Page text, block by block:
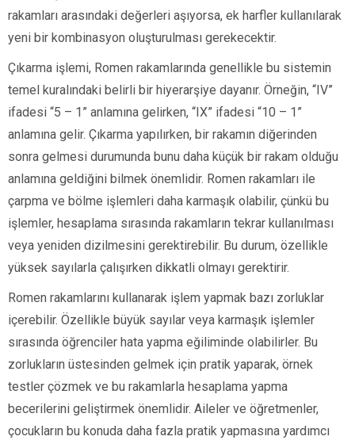
rakamları arasındaki değerleri aşıyorsa, ek harfler kullanılarak
yeni bir kombinasyon oluşturulması gerekecektir.
Çıkarma işlemi, Romen rakamlarında genellikle bu sistemin
temel kuralındaki belirli bir hiyerarşiye dayanır. Örneğin, “IV”
ifadesi “5 – 1” anlamına gelirken, “IX” ifadesi “10 – 1”
anlamına gelir. Çıkarma yapılırken, bir rakamın diğerinden
sonra gelmesi durumunda bunu daha küçük bir rakam olduğu
anlamına geldiğini bilmek önemlidir. Romen rakamları ile
çarpma ve bölme işlemleri daha karmaşık olabilir, çünkü bu
işlemler, hesaplama sırasında rakamların tekrar kullanılması
veya yeniden dizilmesini gerektirebilir. Bu durum, özellikle
yüksek sayılarla çalışırken dikkatli olmayı gerektirir.
Romen rakamlarını kullanarak işlem yapmak bazı zorluklar
içerebilir. Özellikle büyük sayılar veya karmaşık işlemler
sırasında öğrenciler hata yapma eğiliminde olabilirler. Bu
zorlukların üstesinden gelmek için pratik yaparak, örnek
testler çözmek ve bu rakamlarla hesaplama yapma
becerilerini geliştirmek önemlidir. Aileler ve öğretmenler,
çocukların bu konuda daha fazla pratik yapmasına yardımcı